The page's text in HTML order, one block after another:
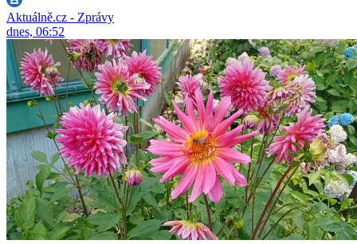
Aktuálně.cz - Zprávy
dnes, 06:52